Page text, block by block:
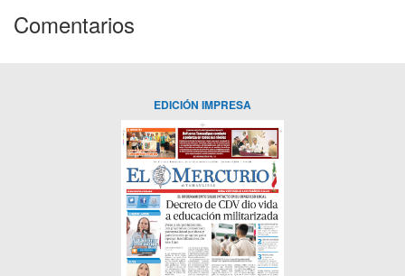
Comentarios
EDICIÓN IMPRESA